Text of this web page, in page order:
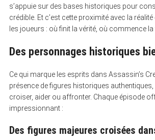
s’appuie sur des bases historiques pour
crédible. Et c’est cette proximité avec la
les joueurs : où finit la vérité, où commence la
Des personnages historiques
Ce qui marque les esprits dans Assassin’s
présence de figures historiques authentiques,
croiser, aider ou affronter. Chaque épisode
impressionnant :
Des figures majeures croisées